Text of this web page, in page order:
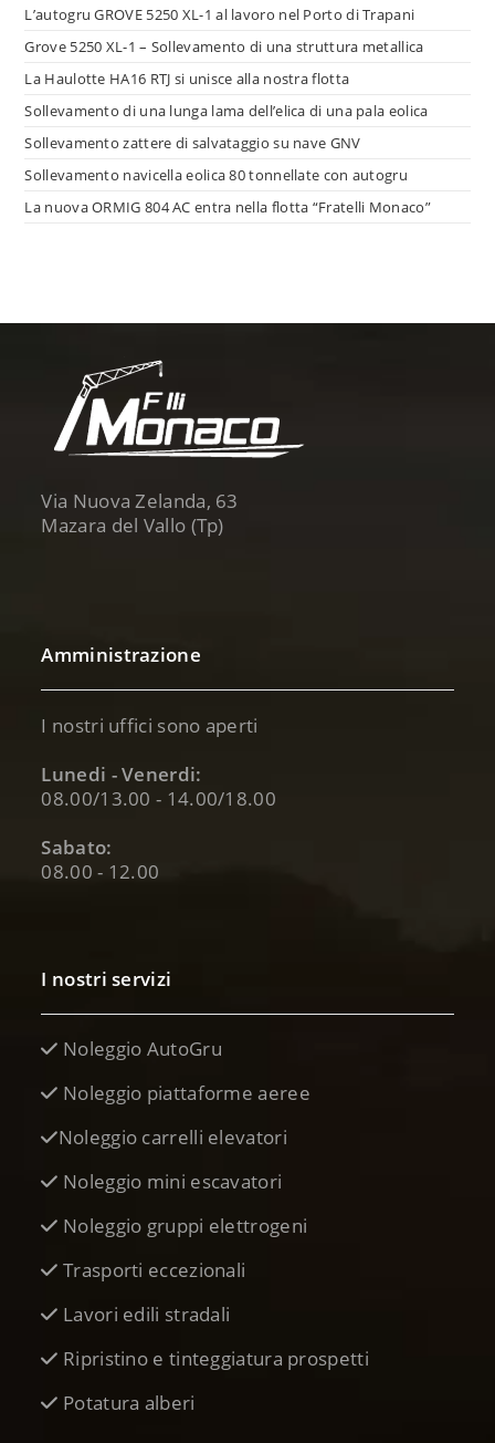
L’autogru GROVE 5250 XL-1 al lavoro nel Porto di Trapani
Grove 5250 XL-1 – Sollevamento di una struttura metallica
La Haulotte HA16 RTJ si unisce alla nostra flotta
Sollevamento di una lunga lama dell’elica di una pala eolica
Sollevamento zattere di salvataggio su nave GNV
Sollevamento navicella eolica 80 tonnellate con autogru
La nuova ORMIG 804 AC entra nella flotta “Fratelli Monaco”
Via Nuova Zelanda, 63
Mazara del Vallo (Tp)
Amministrazione
I nostri uffici sono aperti
Lunedi - Venerdi:
08.00/13.00 - 14.00/18.00
Sabato:
08.00 - 12.00
I nostri servizi
Noleggio AutoGru
Noleggio piattaforme aeree
Noleggio carrelli elevatori
Noleggio mini escavatori
Noleggio gruppi elettrogeni
Trasporti eccezionali
Lavori edili stradali
Ripristino e tinteggiatura prospetti
Potatura alberi